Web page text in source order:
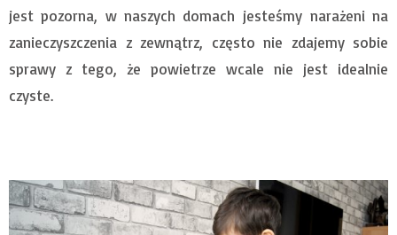
jest pozorna, w naszych domach jesteśmy narażeni na
zanieczyszczenia z zewnątrz, często nie zdajemy sobie
sprawy z tego, że powietrze wcale nie jest idealnie
czyste.